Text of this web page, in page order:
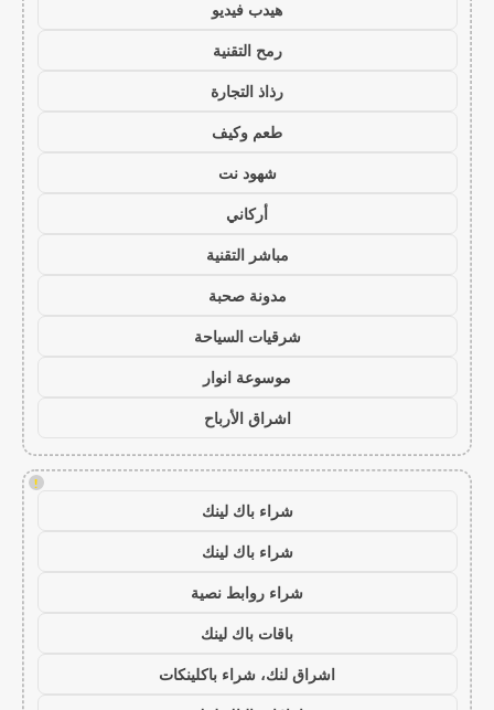
هيدب فيديو
رمح التقنية
رذاذ التجارة
طعم وكيف
شهود نت
أركاني
مباشر التقنية
مدونة صحبة
شرقيات السياحة
موسوعة انوار
اشراق الأرباح
!
شراء باك لينك
شراء باك لينك
شراء روابط نصية
باقات باك لينك
اشراق لنك، شراء باكلينكات